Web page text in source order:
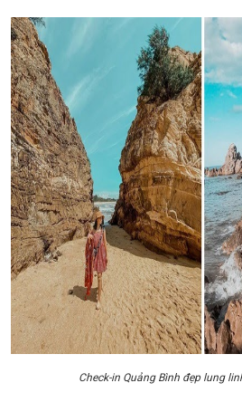
Check-in Quảng Bình đẹp lung